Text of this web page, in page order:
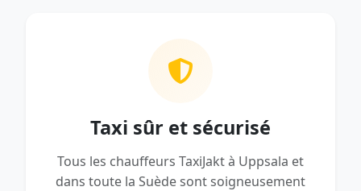
Taxi sûr et sécurisé
Tous les chauffeurs TaxiJakt à Uppsala et
dans toute la Suède sont soigneusement